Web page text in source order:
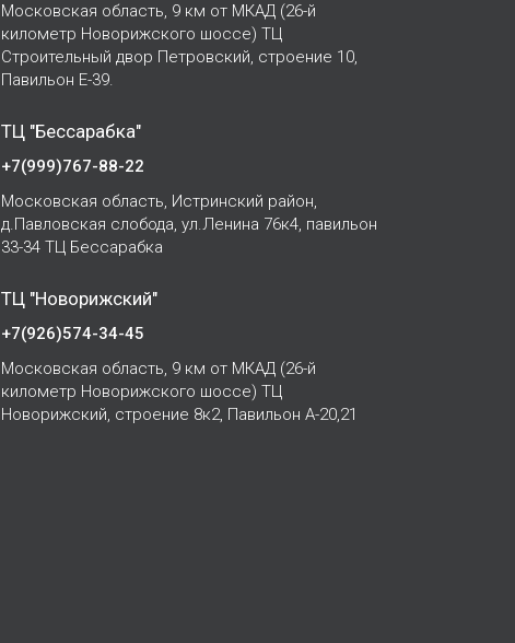
Московская область, 9 км от МКАД (26-й
километр Новорижского шоссе) ТЦ
Строительный двор Петровский, строение 10,
Павильон Е-39.
ТЦ "Бессарабка"
+7(999)767-88-22
Московская область, Истринский район,
д.Павловская слобода, ул.Ленина 76к4, павильон
33-34 ТЦ Бессарабка
ТЦ "Новорижский"
+7(926)574-34-45
Московская область, 9 км от МКАД (26-й
километр Новорижского шоссе) ТЦ
Новорижский, строение 8к2, Павильон А-20,21